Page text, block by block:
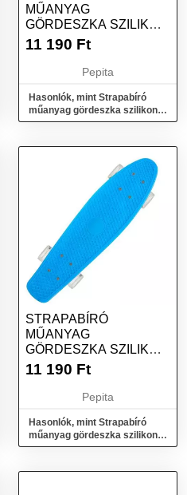
MŰANYAG
GÖRDESZKA SZILIKON
KEREKEKKEL-
11 190 Ft
Pepita
Hasonlók, mint Strapabíró
műanyag gördeszka szilikon
kerekekkel- narancssárga
STRAPABÍRÓ
MŰANYAG
GÖRDESZKA SZILIKON
KEREKEKKEL- KÉK
11 190 Ft
Pepita
Hasonlók, mint Strapabíró
műanyag gördeszka szilikon
kerekekkel- kék